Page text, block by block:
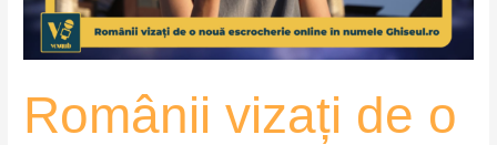
Românii vizați de o
în
numele
–
VoxQub